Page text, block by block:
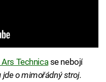
Technicase nebojí
jde o mimořádný stroj.